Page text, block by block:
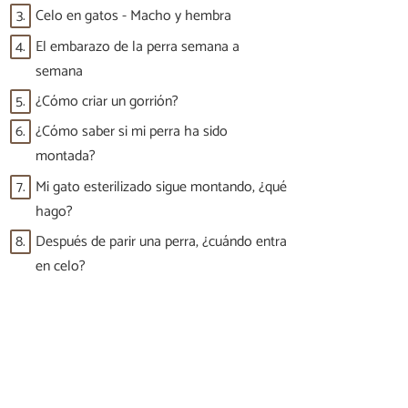
3. Celo en gatos - Macho y hembra
4. El embarazo de la perra semana a
semana
5. ¿Cómo criar un gorrión?
6. ¿Cómo saber si mi perra ha sido
montada?
7. Mi gato esterilizado sigue montando, ¿qué
hago?
8. Después de parir una perra, ¿cuándo entra
en celo?